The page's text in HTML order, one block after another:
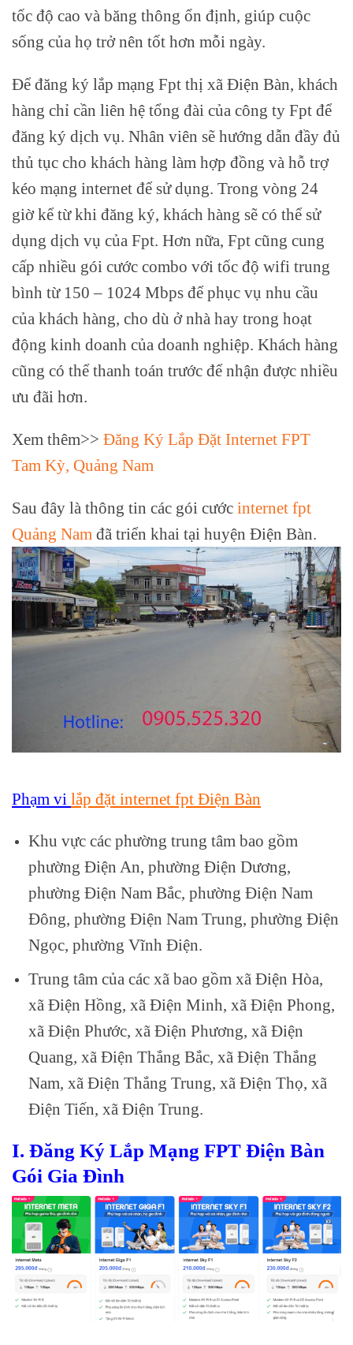
tốc độ cao và băng thông ổn định, giúp cuộc
sống của họ trở nên tốt hơn mỗi ngày.
Để đăng ký lắp mạng Fpt thị xã Điện Bàn, khách
hàng chỉ cần liên hệ tổng đài của công ty Fpt để
đăng ký dịch vụ. Nhân viên sẽ hướng dẫn đầy đủ
thủ tục cho khách hàng làm hợp đồng và hỗ trợ
kéo mạng internet để sử dụng. Trong vòng 24
giờ kể từ khi đăng ký, khách hàng sẽ có thể sử
dụng dịch vụ của Fpt. Hơn nữa, Fpt cũng cung
cấp nhiều gói cước combo với tốc độ wifi trung
bình từ 150 – 1024 Mbps để phục vụ nhu cầu
của khách hàng, cho dù ở nhà hay trong hoạt
động kinh doanh của doanh nghiệp. Khách hàng
cũng có thể thanh toán trước để nhận được nhiều
ưu đãi hơn.
Xem thêm>> Đăng Ký Lắp Đặt Internet FPT
Tam Kỳ, Quảng Nam
Sau đây là thông tin các gói cước internet fpt
Quảng Nam đã triển khai tại huyện Điện Bàn.
Phạm vi lắp đặt internet fpt Điện Bàn
Khu vực các phường trung tâm bao gồm
phường Điện An, phường Điện Dương,
phường Điện Nam Bắc, phường Điện Nam
Đông, phường Điện Nam Trung, phường Điện
Ngọc, phường Vĩnh Điện.
Trung tâm của các xã bao gồm xã Điện Hòa,
xã Điện Hồng, xã Điện Minh, xã Điện Phong,
xã Điện Phước, xã Điện Phương, xã Điện
Quang, xã Điện Thắng Bắc, xã Điện Thắng
Nam, xã Điện Thắng Trung, xã Điện Thọ, xã
Điện Tiến, xã Điện Trung.
I. Đăng Ký Lắp Mạng FPT Điện Bàn
Gói Gia Đình